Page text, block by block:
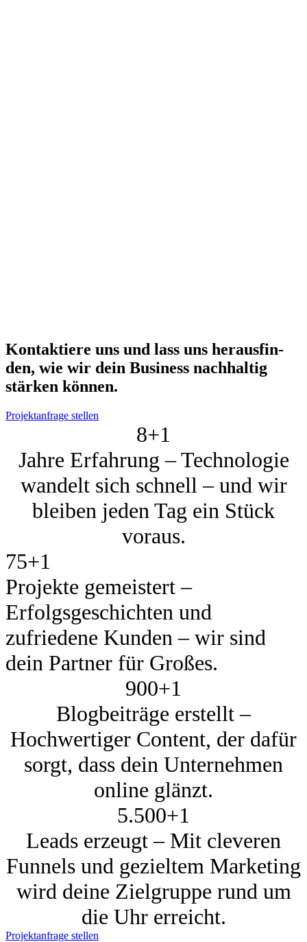
Kon­tak­tie­re uns und lass uns her­aus­fin­
den, wie wir dein Busi­ness nach­hal­tig
stär­ken kön­nen.
Projektanfrage stellen
8+1
Jahre Erfahrung – Technologie
wandelt sich schnell – und wir
bleiben jeden Tag ein Stück
voraus.
75+1
Projekte gemeistert –
Erfolgsgeschichten und
zufriedene Kunden – wir sind
dein Partner für Großes.
900+1
Blogbeiträge erstellt –
Hochwertiger Content, der dafür
sorgt, dass dein Unternehmen
online glänzt.
5.500+1
Leads erzeugt – Mit cleveren
Funnels und gezieltem Marketing
wird deine Zielgruppe rund um
die Uhr erreicht.
Projektanfrage stellen